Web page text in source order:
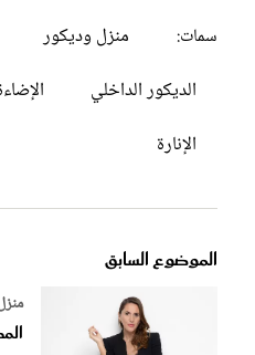
سمات:
منزل وديكور
الديكور الداخلي
الإنارة
الموضوع السابق